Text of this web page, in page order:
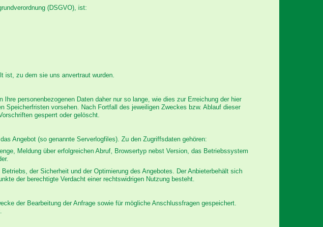
(DSGVO), ist:
ist, zu dem sie uns anvertraut wurden.
personenbezogenen Daten daher nur so lange, wie dies zur Erreichung der hier
vorsehen. Nach Fortfall des jeweiligen Zweckes bzw. Ablauf dieser
gesperrt oder gelöscht.
Angebot (so genannte Serverlogfiles). Zu den Zugriffsdaten gehören:
Meldung über erfolgreichen Abruf, Browsertyp nebst Version, das Betriebssystem
der Sicherheit und der Optimierung des Angebotes. Der Anbieterbehält sich
der berechtigte Verdacht einer rechtswidrigen Nutzung besteht.
der Bearbeitung der Anfrage sowie für mögliche Anschlussfragen gespeichert.